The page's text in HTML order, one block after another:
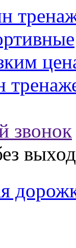
звонок